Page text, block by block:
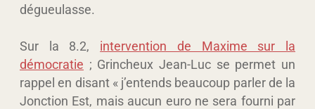
dégueulasse.
Sur la 8.2, intervention de Maxime sur la
démocratie ; Grincheux Jean-Luc se permet un
rappel en disant « j’entends beaucoup parler de la
Jonction Est, mais aucun euro ne sera fourni par